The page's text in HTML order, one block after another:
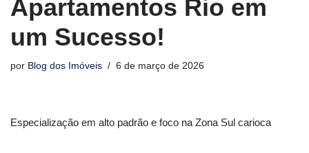
Apartamentos Rio em
um Sucesso!
por Blog dos Imóveis 6 de março de 2026
Especialização em alto padrão e foco na Zona Sul carioca